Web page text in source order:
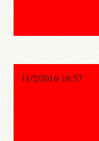
11/2/2016 16:57